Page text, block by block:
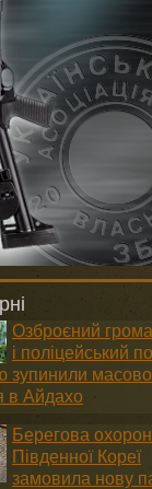
Озброєний
і поліцейський
зупинили
в Айдахо
Берегова
Південної Кореї
замовила нову